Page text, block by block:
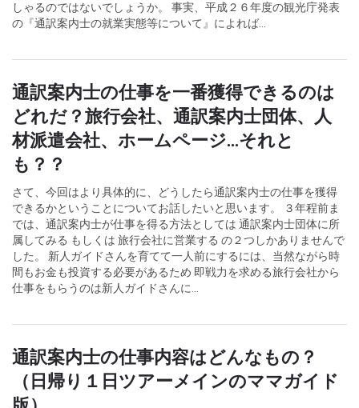
しゃるのではないでしょうか。 事実、平成２６年度の観光庁発表
の『通訳案内士の就業実態等について』によれば...
通訳案内士の仕事を一番獲得できるのは
どれだ？旅行会社、通訳案内士団体、人
材派遣会社、ホームページ...それと
も？？
さて、今回はより具体的に、どうしたら通訳案内士の仕事を獲得
できるかということについてお話したいと思います。 ３年程前ま
では、通訳案内士が仕事を得る方法としては 通訳案内士団体に所
属してみる もしくは 旅行会社に営業する の２つしかありませんで
した。 新人ガイドさんを育てて一人前にするには、当然ながら時
間もお金も投資する必要があるため 即戦力を求める旅行会社から
仕事をもらうのは新人ガイドさんに...
通訳案内士の仕事内容はどんなもの？
（日帰り１日ツアーメインのママガイド